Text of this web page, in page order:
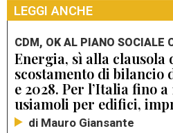
LEGGI ANCHE
CDM, OK AL PIANO SOCIALE
Energia, sì alla clausola
scostamento di bilancio
e 2028. Per l’Italia fino
usiamoli per edifici,
di Mauro Giansante